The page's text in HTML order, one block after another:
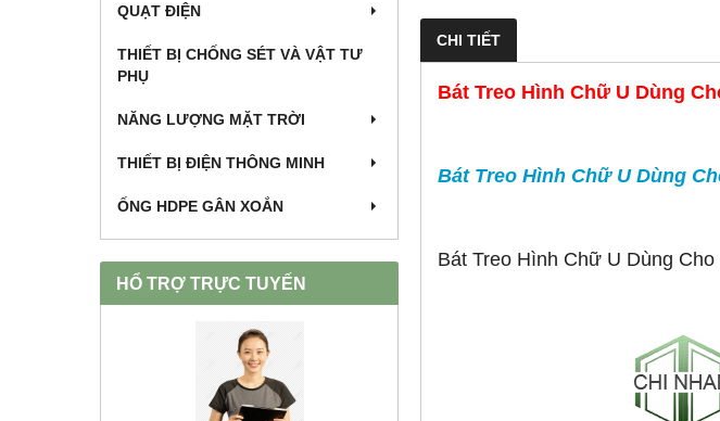
QUẠT ĐIỆN
THIẾT BỊ CHỐNG SÉT VÀ VẬT TƯ
PHỤ
NĂNG LƯỢNG MẶT TRỜI
THIẾT BỊ ĐIỆN THÔNG MINH
ỐNG HDPE GÂN XOẮN
HỔ TRỢ TRỰC TUYẾN
CHI TIẾT
Bát Treo Hình Chữ U Dùng
Bát Treo Hình Chữ U Dùng
Bát Treo Hình Chữ U Dùng